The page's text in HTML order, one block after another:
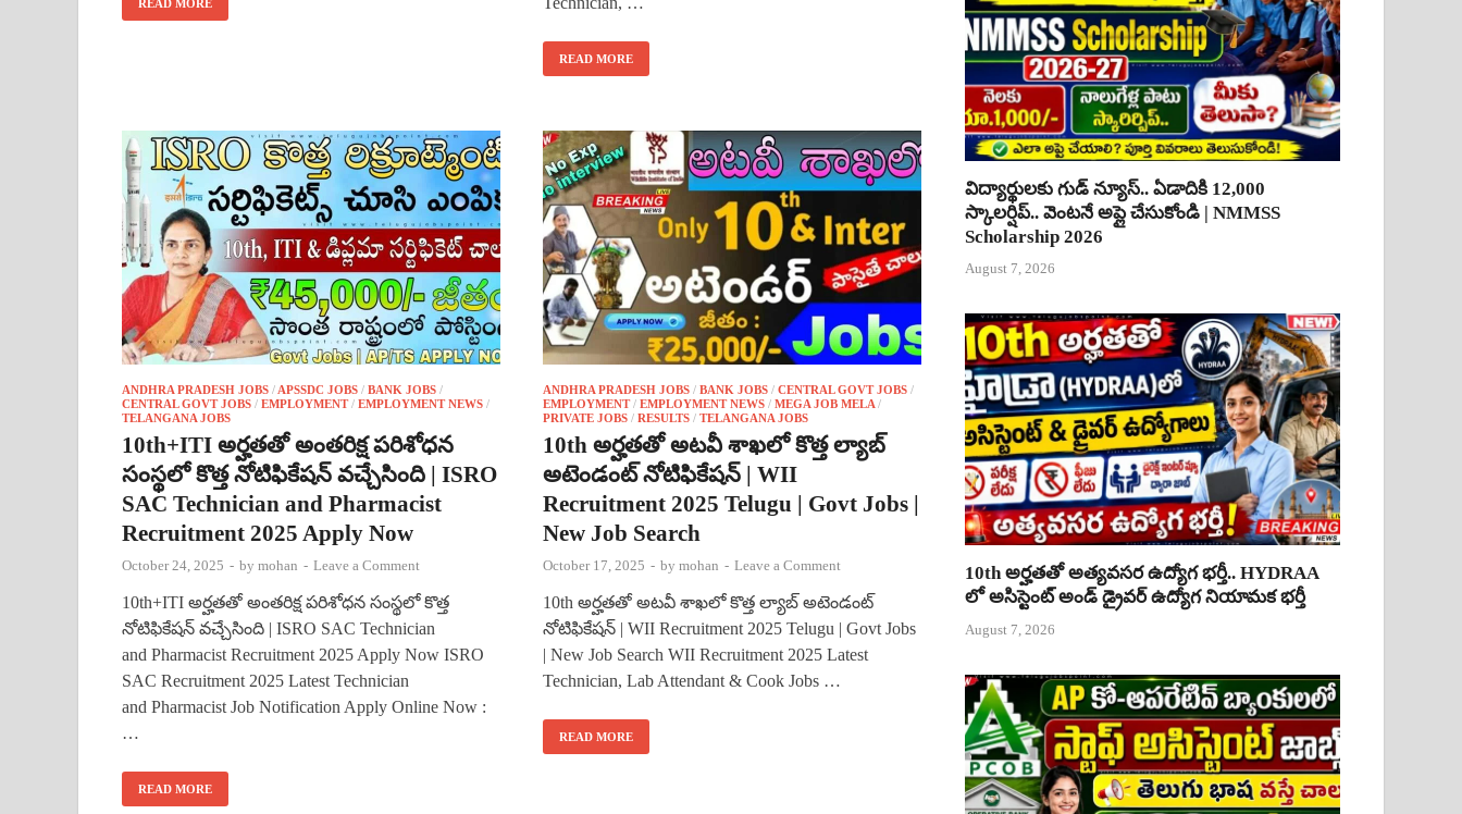
READ MORE
READ MORE
ANDHRA PRADESH JOBS / APSSDC JOBS / BANK JOBS /
CENTRAL GOVT JOBS / EMPLOYMENT/ EMPLOYMENT NEWS /
TELANGANA JOBS
10th+ITI అర్హతతో అంతరిక్ష పరిశోధన
సంస్థలో కొత్త నోటిఫికేషన్ వచ్చేసింది | ISRO
SAC Technician and Pharmacist
Recruitment 2025 Apply Now
October 24, 2025 - by mohan - Leave a Comment
10th+ITI అర్హతతో అంతరిక్ష పరిశోధన సంస్థలో కొత్త
నోటిఫికేషన్ వచ్చేసింది | ISRO SAC Technician
and Pharmacist Recruitment 2025 Apply Now ISRO
SAC Recruitment 2025 Latest Technician
and Pharmacist Job Notification Apply Online Now :
…
READ MORE
ANDHRA PRADESH JOBS / BANK JOBS / CENTRAL GOVT JOBS /
EMPLOYMENT/ EMPLOYMENT NEWS / MEGA JOB MELA /
PRIVATE JOBS / RESULTS / TELANGANA JOBS
10th అర్హతతో అటవీ శాఖలో కొత్త ల్యాబ్
అటెండంట్ నోటిఫికేషన్ | WII
Recruitment 2025 Telugu | Govt Jobs |
New Job Search
October 17, 2025 - by mohan - Leave a Comment
10th అర్హతతో అటవీ శాఖలో కొత్త ల్యాబ్ అటెండంట్
నోటిఫికేషన్ | WII Recruitment 2025 Telugu | Govt Jobs
| New Job Search WII Recruitment 2025 Latest
Technician, Lab Attendant & Cook Jobs …
READ MORE
విద్యార్థులకు గుడ్ న్యూస్.. ఏడాదికి 12,000
స్కాలర్షిప్.. వెంటనే అప్లై చేసుకోండి | NMMSS
Scholarship 2026
August 7, 2026
10th అర్హతతో అత్యవసర ఉద్యోగ భర్తీ.. HYDRAA
లో అసిస్టెంట్ అండ్ డ్రైవర్ ఉద్యోగ నియామక భర్తీ
August 7, 2026